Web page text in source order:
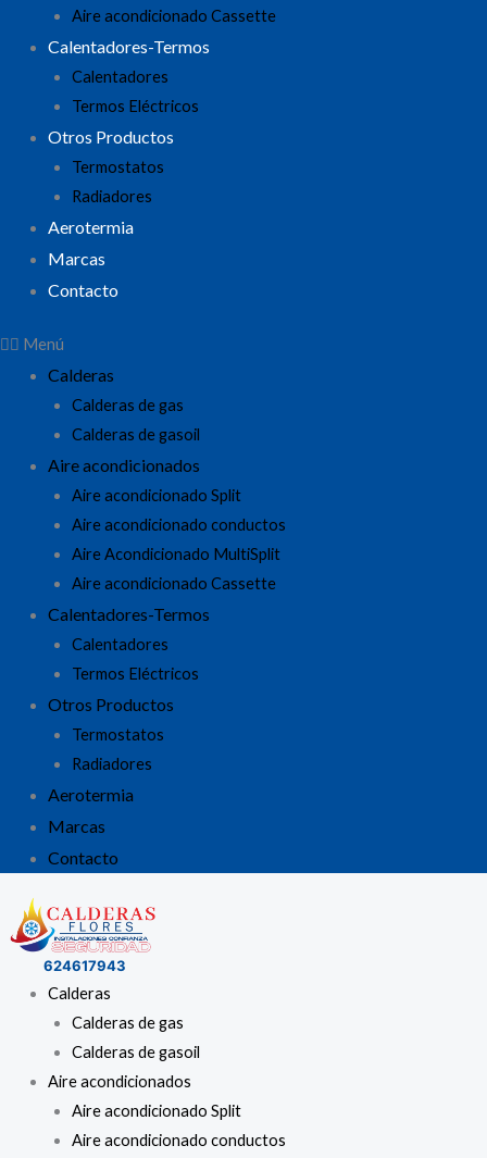
Aire acondicionado Cassette
Calentadores-Termos
Calentadores
Termos Eléctricos
Otros Productos
Termostatos
Radiadores
Aerotermia
Marcas
Contacto
Menú
Calderas
Calderas de gas
Calderas de gasoil
Aire acondicionados
Aire acondicionado Split
Aire acondicionado conductos
Aire Acondicionado MultiSplit
Aire acondicionado Cassette
Calentadores-Termos
Calentadores
Termos Eléctricos
Otros Productos
Termostatos
Radiadores
Aerotermia
Marcas
Contacto
624617943
Calderas
Calderas de gas
Calderas de gasoil
Aire acondicionados
Aire acondicionado Split
Aire acondicionado conductos